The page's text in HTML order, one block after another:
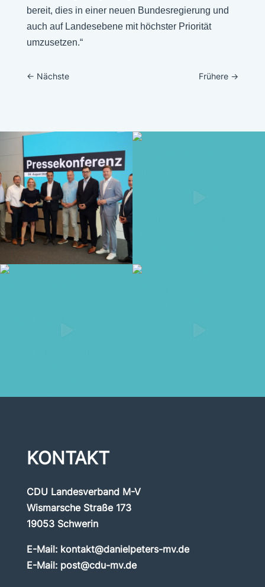
bereit, dies in einer neuen Bundesregierung und
auch auf Landesebene mit höchster Priorität
umzusetzen.“
← Nächste Frühere →
KONTAKT
CDU Landesverband M-V
Wismarsche Straße 173
19053 Schwerin
E-Mail: kontakt@danielpeters-mv.de
E-Mail: post@cdu-mv.de